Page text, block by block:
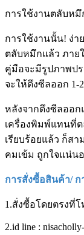
การใช้งานตลับหมึก
การใช้งานนั้น! ง่า
ตลับหมึกแล้ว ภาย
คู่มือจะมีรูปภาพป
จะให้ดึงซีลออก 1-
หลังจากดึงซีลออ
เครื่องพิมพ์แทนที่ต
เรียบร้อยแล้ว ก็สา
คมเข้ม ถูกใจแน่น
การสั่งซื้อสินค้า/ ก
1.สั่งซื้อโดยตรงที่โท
2.id line :